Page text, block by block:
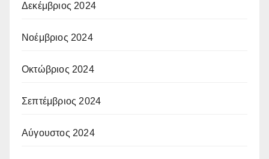
Δεκέμβριος 2024
Νοέμβριος 2024
Οκτώβριος 2024
Σεπτέμβριος 2024
Αύγουστος 2024